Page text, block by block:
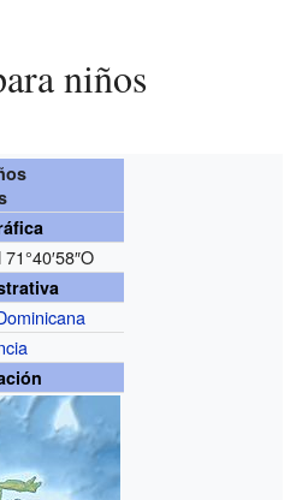
niños
71°40′58″O